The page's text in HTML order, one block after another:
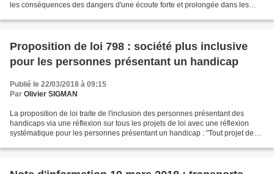
les conséquences des dangers d'une écoute forte et prolongée dans les
Proposition de loi 798 : société plus inclusive
pour les personnes présentant un handicap
Publié le 22/03/2018 à 09:15
Par Olivier SIGMAN
La proposition de loi traite de l'inclusion des personnes présentant des
handicaps via une réflexion sur tous les projets de loi avec une réflexion
systématique pour les personnes présentant un handicap : "Tout projet de